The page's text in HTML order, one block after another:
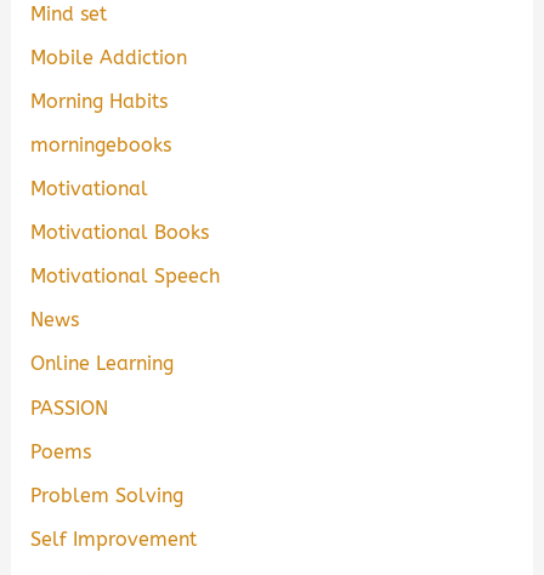
Mind set
Mobile Addiction
Morning Habits
morningebooks
Motivational
Motivational Books
Motivational Speech
News
Online Learning
PASSION
Poems
Problem Solving
Self Improvement